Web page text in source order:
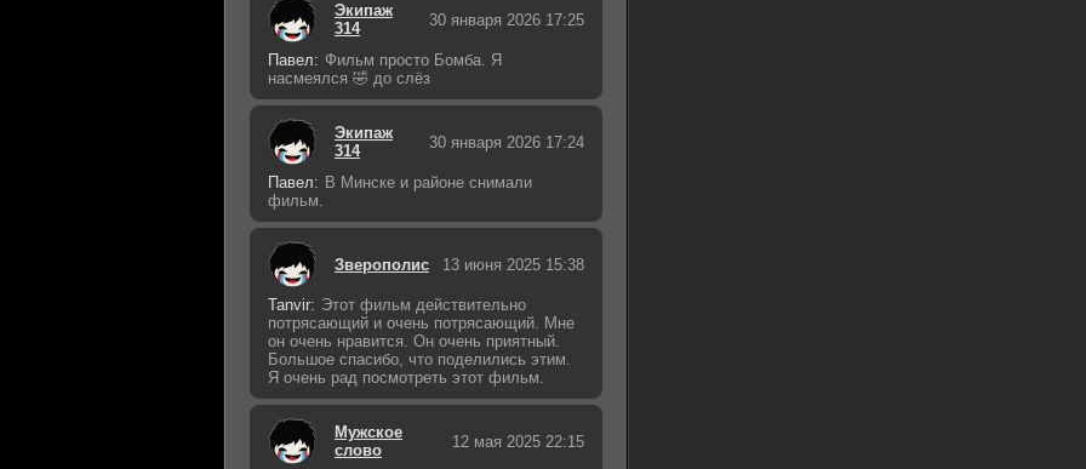
Экипаж
314
30 января 2026 17:25
Павел: Фильм просто Бомба. Я
насмеялся 🤣 до слёз
Экипаж
314
30 января 2026 17:24
Павел: В Минске и районе снимали
фильм.
Зверополис 13 июня 2025 15:38
Tanvir: Этот фильм действительно
потрясающий и очень потрясающий. Мне
он очень нравится. Он очень приятный.
Большое спасибо, что поделились этим.
Я очень рад посмотреть этот фильм.
Мужское
слово
12 мая 2025 22:15